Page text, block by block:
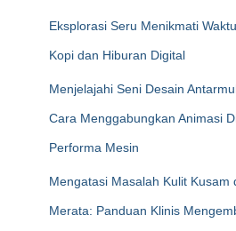
Eksplorasi Seru Menikmati
Kopi dan Hiburan Digital
Menjelajahi Seni Desain
Cara Menggabungkan Animasi
Performa Mesin
Mengatasi Masalah Kulit Kusam
Merata: Panduan Klinis